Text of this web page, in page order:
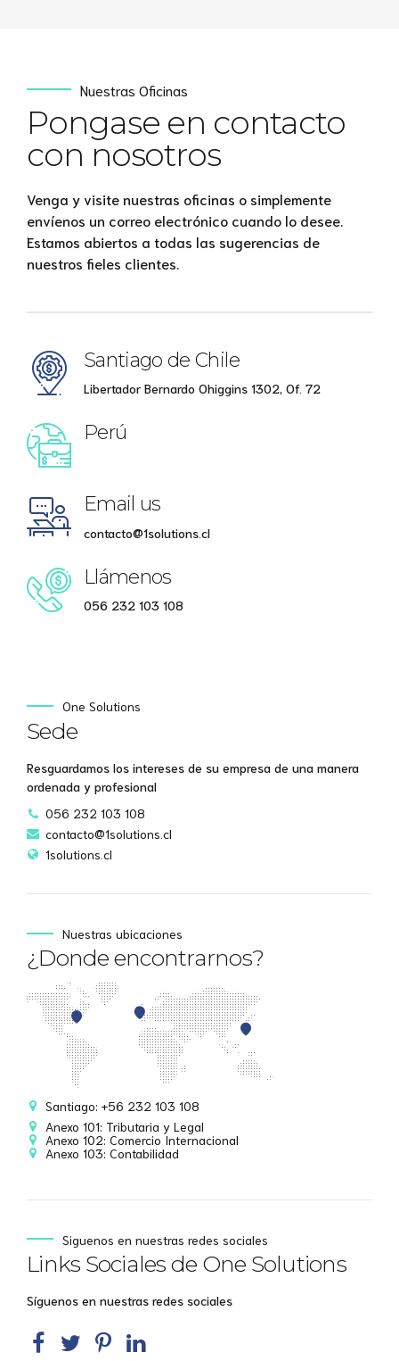
Nuestras Oficinas
Pongase en contacto
con nosotros
Venga y visite nuestras oficinas o simplemente
envíenos un correo electrónico cuando lo desee.
Estamos abiertos a todas las sugerencias de
nuestros fieles clientes.
Santiago de Chile
Libertador Bernardo Ohiggins 1302, Of. 72
Perú
Email us
contacto@1solutions.cl
Llámenos
056 232 103 108
One Solutions
Sede
Resguardamos los intereses de su empresa de una manera
ordenada y profesional
056 232 103 108
contacto@1solutions.cl
1solutions.cl
Nuestras ubicaciones
¿Donde encontrarnos?
Santiago: +56 232 103 108
Anexo 101: Tributaria y Legal
Anexo 102: Comercio Internacional
Anexo 103: Contabilidad
Siguenos en nuestras redes sociales
Links Sociales de One Solutions
Síguenos en nuestras redes sociales